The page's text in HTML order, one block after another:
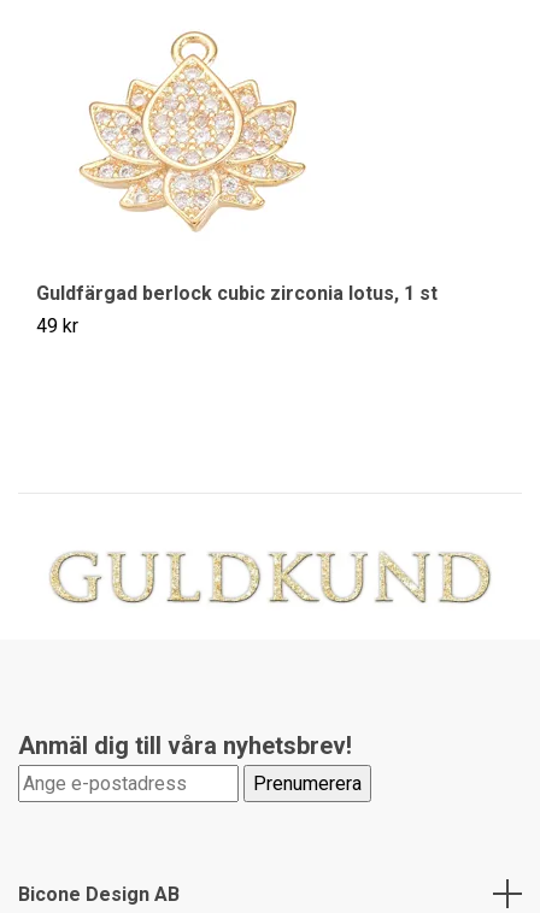
Guldfärgad berlock cubic zirconia lotus, 1 st
49 kr
Anmäl dig till våra nyhetsbrev!
Bicone Design AB